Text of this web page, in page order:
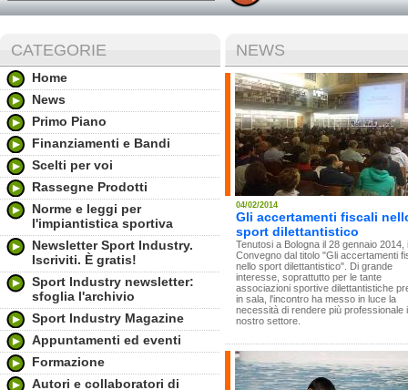
CATEGORIE
Home
News
Primo Piano
Finanziamenti e Bandi
Scelti per voi
Rassegne Prodotti
Norme e leggi per
l'impiantistica sportiva
Newsletter Sport Industry.
Iscriviti. È gratis!
Sport Industry newsletter:
sfoglia l'archivio
Sport Industry Magazine
Appuntamenti ed eventi
Formazione
Autori e collaboratori di
NEWS
04/02/2014
Gli accertamenti fiscali
sport dilettantistico
Tenutosi a Bologna il 28 gennaio 2014,
Convegno dal titolo "Gli accertamenti
nello sport dilettantistico". Di grande
interesse, soprattutto per le tante
associazioni sportive dilettantistiche
in sala, l'incontro ha messo in luce la
necessità di rendere più professionale
nostro settore.